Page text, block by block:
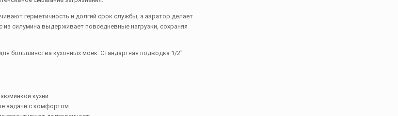
герметичность и долгий срок службы, а аэратор делает
силумина выдерживает повседневные нагрузки, сохраняя
большинства кухонных моек. Стандартная подводка 1/2″
кухни.
задачи с комфортом.